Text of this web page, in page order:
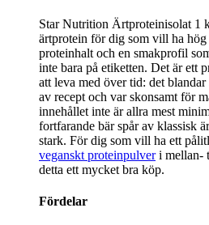
Star Nutrition Ärtproteinisolat 1
ärtprotein för dig som vill ha
proteinhalt och en smakprofil
inte bara på etiketten. Det är ett
att leva med över tid: det
av recept och var skonsamt för
innehållet inte är allra mest
fortfarande bär spår av klassisk
stark. För dig som vill ha ett
veganskt proteinpulveri mellan-
detta ett mycket bra köp.
Fördelar